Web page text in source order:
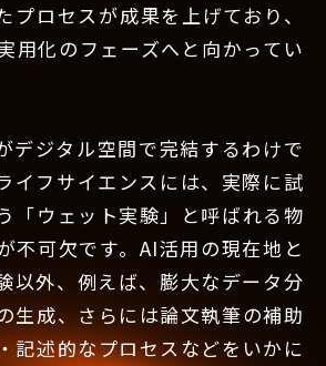
プロセスが成果を上げており、
用化のフェーズへと向かってい
デジタル空間で完結するわけで
イフサイエンスには、実際に試
「ウェット実験」と呼ばれる物
不可欠です。AI活用の現在地と
以外、例えば、膨大なデータ分
生成、さらには論文執筆の補助
記述的なプロセスなどをいかに